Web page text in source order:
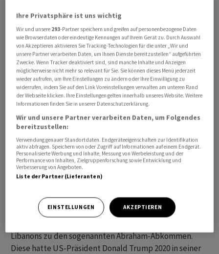
Entwaffnung der libanesischen Hisbollah-Miliz, die mit
dem Iran verbündet ist. Die Schiitenmiliz lehnt dies
jedoch ab und Experten halten ihre gewaltsame
Entwaffnung für äusserst schwierig.
Die libanesische Regierung will eine Waffenruhe und
einen Abzug der israelischen Truppen aus dem Süden
des Libanons erreichen. Seit Beginn des jüngsten Iran-
Kriegs war auch der Konflikt zwischen Israel und der
Hisbollah wieder aufgeflammt. Die libanesische
Führung hatte sich 2024 zu einer Entwaffnung der
Hisbollah verpflichtet. Dies ist aber bislang nicht
gelungen, auch weil die libanesische Armee als deutlich
unterlegen gegenüber der mächtigen Schiitenmiliz gilt.
Ein weiterreichendes Ziel der Gespräche in Washington
ist Medienberichten zufolge eine schrittweise
Libanons zu den sogenannten Abraham-Abkommen.
Diese hatte US-Präsident Donald Trump 2020 in seiner
Ihre Privatsphäre ist uns wichtig
Wir und unsere 293-Partner speichern und greifen auf personenbezogene Daten
wie Browserdaten oder eindeutige Kennungen auf Ihrem Gerät zu. Durch Auswahl
von Akzeptieren aktivieren Sie Tracking-Technologien für die unter „Wir und
unsere Partner verarbeiten Daten, um Ihnen Dienste bereitzustellen“ aufgeführten
Zwecke. Wenn Tracker deaktiviert sind, sind manche Inhalte und Anzeigen
möglicherweise nicht mehr so relevant für Sie. Sie können dieses Menü jederzeit
wieder aufrufen, um Ihre Einstellungen zu ändern oder Ihre Einwilligung zu
widerrufen, indem Sie auf den Link Voreinstellungen verwalten am unteren Rand
der Webseite klicken. Ihre Einstellungen gelten innerhalb unseres Website. Weitere
Informationen finden Sie in unserer Datenschutzerklärung.
Wir und unsere Partner verarbeiten Daten, um Folgendes
bereitzustellen:
Verwendung genauer Standortdaten. Endgeräteeigenschaften zur Identifikation
aktiv abfragen. Speichern von oder Zugriff auf Informationen auf einem Endgerät.
Personalisierte Werbung und Inhalte, Messung von Werbeleistung und der
Performance von Inhalten, Zielgruppenforschung sowie Entwicklung und
Verbesserung von Angeboten.
Liste der Partner (Lieferanten)
EINSTELLUNGEN AKZEPTIEREN